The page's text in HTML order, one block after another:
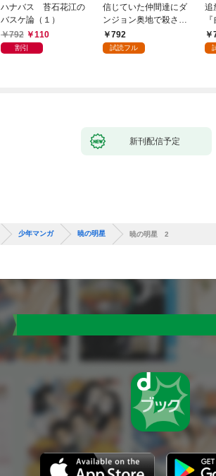
ハナバス 苔石花江の
バスケ論（１）
792
110
割引
信じていた仲間達にダ
ンジョン奥地で殺され
かけたがギフト『無限
ガチャ』でレベル９９
792
試読フル
追
強
新刊配信予定
少年マンガ 暁の明星 暁の明星 2